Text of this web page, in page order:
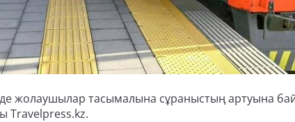
жолаушылар тасымалына сұраныстың артуына
Travelpress.kz.